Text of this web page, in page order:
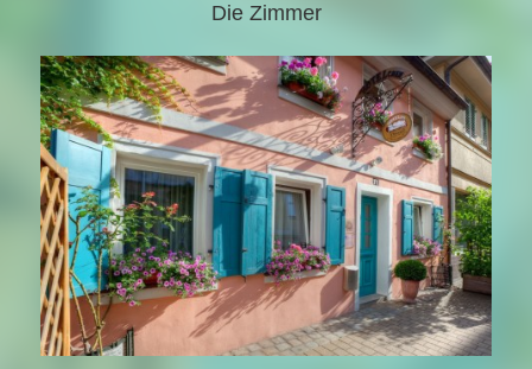
Die Zimmer